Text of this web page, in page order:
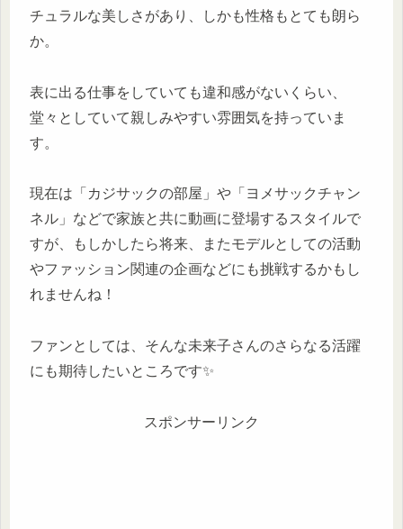
チュラルな美しさがあり、しかも性格もとても朗ら
か。
表に出る仕事をしていても違和感がないくらい、
堂々としていて親しみやすい雰囲気を持っていま
す。
現在は「カジサックの部屋」や「ヨメサックチャン
ネル」などで家族と共に動画に登場するスタイルで
すが、もしかしたら将来、またモデルとしての活動
やファッション関連の企画などにも挑戦するかもし
れませんね！
ファンとしては、そんな未来子さんのさらなる活躍
にも期待したいところです✨
スポンサーリンク